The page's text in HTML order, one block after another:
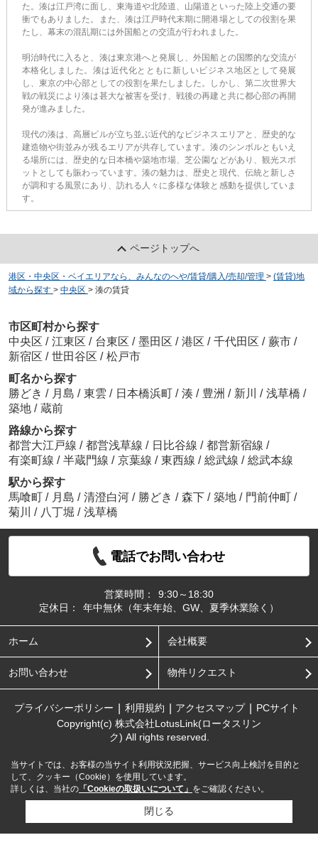
た。湊は江戸湾に面し、東海道や北陸道、山陽道といった陸上交通の要
衝でもありました。また、湊は江戸時代末期に開港場としての役割を果
たし、幕末の混乱期には外国船との交流が行われました。
明治時代に入ると、湊は東京港へと発展し、外国船との国際的な交流が
本格化しました。湊は近代化とともに新しいビジネス地区として発展
し、東京の中心部としての役割を果たしました。しかし、第二次世界大
戦の戦災により湊は甚大な被害を受け、戦後の再建と共に都心部の再開
発が進みました。
現代の湊は、高層ビルが立ち並ぶ近代的なビジネスエリアと、歴史的な
建造物や街並みが残るエリアが共存しています。湊のシンボルともいえ
る場所には、歴史的な日本橋や築地市場、芝公園などがあり、観光スポ
ットとしても賑わっています。湊の魅力は、歴史と現代、伝統と新しさ
が調和する風景にあり、訪れる人々に多様な体験と感動を提供していま
す。
ページトップへ
港区・中央区・ベイエリアなら、みんなのへや/賃貸/購入/売却/管理 > (賃貸)地
域から探す > 中央区 > 湊の賃貸
市区町村から探す
中央区 / 江東区 / 台東区 / 墨田区 / 港区 / 千代田区 / 蕨市 /
新宿区 / 世田谷区 / 松戸市
町名から探す
勝どき / 月島 / 東雲 / 日本橋浜町 / 湊 / 豊洲 / 新川 / 浅草橋 /
築地 / 蔵前
路線から探す
都営大江戸線 / 都営浅草線 / 日比谷線 / 都営新宿線 /
有楽町線 / 半蔵門線 / 京葉線 / 東西線 / 総武線 / 総武本線
駅から探す
馬喰町 / 月島 / 清澄白河 / 勝どき / 森下 / 築地 / 門前仲町 /
菊川
/ 八丁堀 / 浅草橋
電話でお問い合わせ
営業時間：
9:30～18:30
定休日：
年中無休（年末年始、GW、夏季休業除く）
ホーム 会社概要
お問い合わせ 物件リクエスト
プライバシーポリシー 利用規約 アクセスマップ
PCサイト
Copyright(c) 株式会社LotusLink(ロータスリン
ク) All rights reserved.
当サイトでは、お客様の当サイト利用状況把握、サービス向上検討を目的と
して、クッキー（Cookie）を使用しています。
詳しくは、当社の 「Cookieの取扱いについて」 をご確認ください。
閉じる